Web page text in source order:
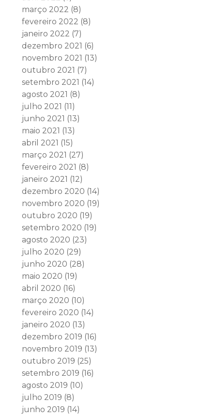
março 2022 (8)
fevereiro 2022 (8)
janeiro 2022 (7)
dezembro 2021 (6)
novembro 2021 (13)
outubro 2021 (7)
setembro 2021 (14)
agosto 2021 (8)
julho 2021 (11)
junho 2021 (13)
maio 2021 (13)
abril 2021 (15)
março 2021 (27)
fevereiro 2021 (8)
janeiro 2021 (12)
dezembro 2020 (14)
novembro 2020 (19)
outubro 2020 (19)
setembro 2020 (19)
agosto 2020 (23)
julho 2020 (29)
junho 2020 (28)
maio 2020 (19)
abril 2020 (16)
março 2020 (10)
fevereiro 2020 (14)
janeiro 2020 (13)
dezembro 2019 (16)
novembro 2019 (13)
outubro 2019 (25)
setembro 2019 (16)
agosto 2019 (10)
julho 2019 (8)
junho 2019 (14)